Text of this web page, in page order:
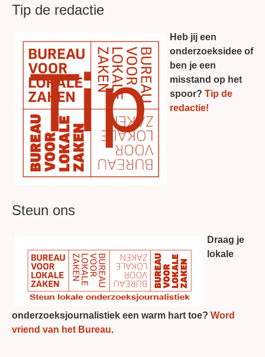
Tip de redactie
Heb jij een
onderzoeksidee of
ben je een
misstand op het
spoor? Tip de
redactie!
Steun ons
Draag je
lokale
onderzoeksjournalistiek een warm hart toe? Word
vriend van het Bureau.